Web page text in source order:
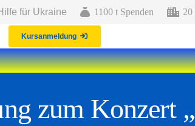
für Ukraine 1100 t Spenden 20
Kursanmeldung
zum Konzert